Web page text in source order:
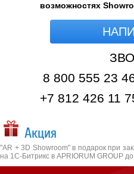
возможностях
8 800 555 23
+7 812 426 11
Акция
"AR + 3D Showroom" в подарок при
на 1С-Битрикс в APRIORUM GROUP до